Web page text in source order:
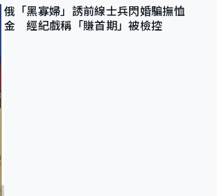
俄「黑寡婦」誘前線士兵閃婚騙撫恤
金 經紀戲稱「賺首期」被檢控